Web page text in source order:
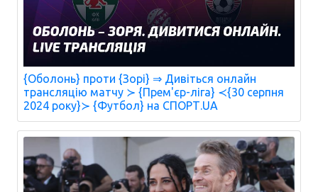
{Оболонь} проти {Зорі} ⇒ Дивіться онлайн
трансляцію матчу ≻ {Прем'єр-ліга} ≺{30 серпня
2024 року}≻ {Футбол} на СПОРТ.UA